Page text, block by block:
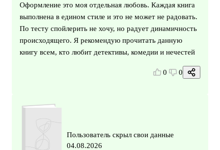
Оформление это моя отдельная любовь. Каждая книга
выполнена в едином стиле и это не может не радовать.
По тесту спойлерить не хочу, но радует динамичность
происходящего. Я рекомендую прочитать данную
книгу всем, кто любит детективы, комедии и нечестей
0 0
Пользователь скрыл свои данные
04.08.2026